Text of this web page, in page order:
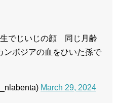
でじいじの顔 同じ月齢
ンボジアの血をひいた孫で
March 29, 2024